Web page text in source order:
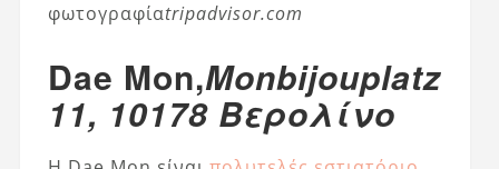
φωτογραφίαtripadvisor.com
Dae Mon,Monbijouplatz
11, 10178 Βερολίνο